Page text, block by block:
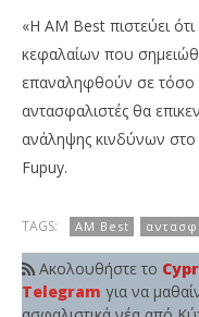
«Η AM Best πιστεύει ότι
κεφαλαίων που
επαναληφθούν σε τόσο
αντασφαλιστές θα
ανάληψης κινδύνων
Fupuy.
TAGS: AM Best
Ακολουθήστε το
Telegram για να